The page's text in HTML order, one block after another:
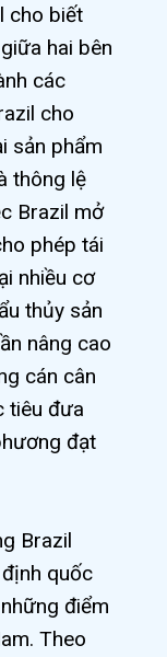
cho biết
hai bên
các
cho
sản phẩm
thông lệ
Brazil mở
phép tái
nhiều cơ
thủy sản
nâng cao
cán cân
tiêu đưa
đạt
Brazil
quốc
điểm
Theo